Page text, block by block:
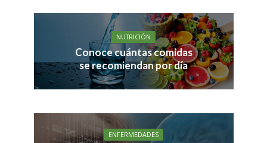
NUTRICIÓN
Conoce cuántas comidas
se recomiendan por día
ENFERMEDADES